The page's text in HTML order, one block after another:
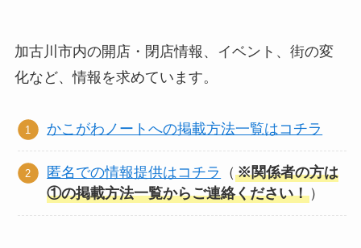
加古川市内の開店・閉店情報、イベント、街の変
化など、情報を求めています。
かこがわノートへの掲載方法一覧はコチラ
匿名での情報提供はコチラ （※関係者の方は
①の掲載方法一覧からご連絡ください！ ）